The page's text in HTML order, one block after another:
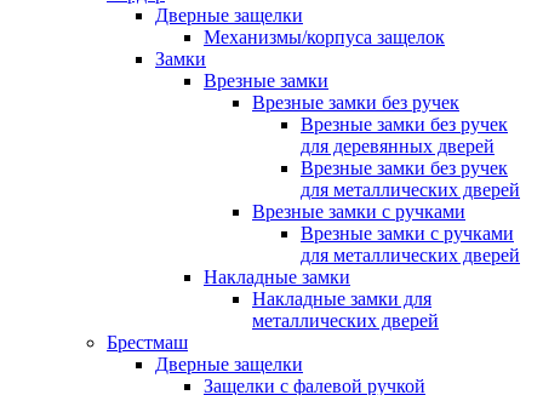
Дверные защелки
Механизмы/корпуса защелок
Замки
Врезные замки
Врезные замки без ручек
Врезные замки без ручек
для деревянных дверей
Врезные замки без ручек
для металлических дверей
Врезные замки с ручками
Врезные замки с ручками
для металлических дверей
Накладные замки
Накладные замки для
металлических дверей
Брестмаш
Дверные защелки
Защелки с фалевой ручкой